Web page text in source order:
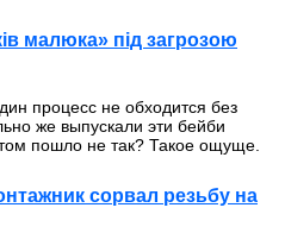
малюка» під загрозою
процесс не обходится без
же выпускали эти бейби
пошло не так? Такое ощуще.
сорвал резьбу на